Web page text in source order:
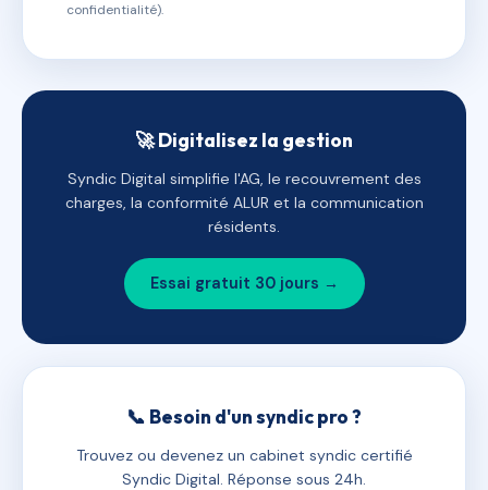
confidentialité).
🚀 Digitalisez la gestion
Syndic Digital simplifie l'AG, le recouvrement des
charges, la conformité ALUR et la communication
résidents.
Essai gratuit 30 jours →
📞 Besoin d'un syndic pro ?
Trouvez ou devenez un cabinet syndic certifié
Syndic Digital. Réponse sous 24h.